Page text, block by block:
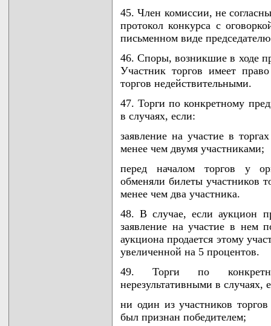
45. Член комиссии, не
протокол конкурса с
письменном виде
46. Споры, возникшие в ходе
Участник торгов имеет
торгов недействительными.
47. Торги по конкретному
в случаях, если:
заявление на участие в
менее чем двумя участниками;
перед началом торгов у
обменяли билеты участников
менее чем два участника.
48. В случае, если аукцион
заявление на участие в нем
аукциона продается этому
увеличенной на 5 процентов.
49. Торги по
нерезультативными в случаях,
ни один из участников
был признан победителем;